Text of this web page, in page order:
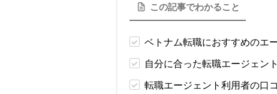
この記事でわかること
ベトナム転職におすすめのエ
自分に合った転職エージェン
転職エージェント利用者の口